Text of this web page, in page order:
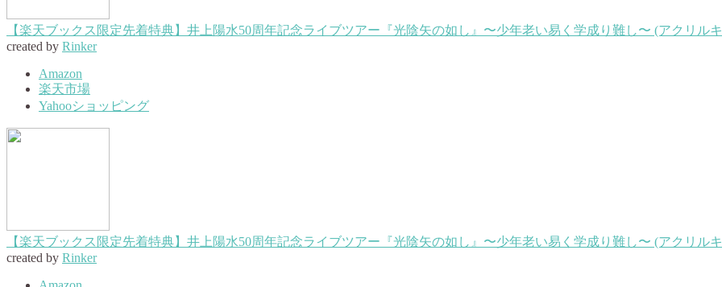
【楽天ブックス限定先着特典】井上陽水50周年記念ライブツアー『光陰矢の如し』〜少年老い易く学成り難し〜 (アクリル
created by Rinker
Amazon
楽天市場
Yahooショッピング
【楽天ブックス限定先着特典】井上陽水50周年記念ライブツアー『光陰矢の如し』〜少年老い易く学成り難し〜 (アクリル
created by Rinker